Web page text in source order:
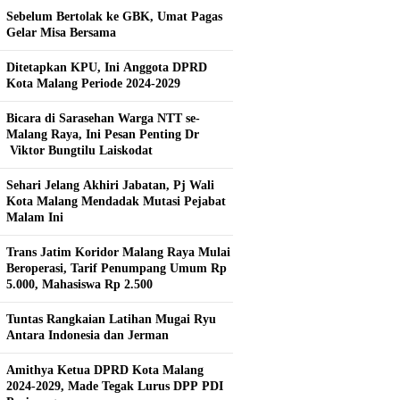
Sebelum Bertolak ke GBK, Umat Pagas
Gelar Misa Bersama
Ditetapkan KPU, Ini Anggota DPRD
Kota Malang Periode 2024-2029
Bicara di Sarasehan Warga NTT se-
Malang Raya, Ini Pesan Penting Dr
Viktor Bungtilu Laiskodat
Sehari Jelang Akhiri Jabatan, Pj Wali
Kota Malang Mendadak Mutasi Pejabat
Malam Ini
Trans Jatim Koridor Malang Raya Mulai
Beroperasi, Tarif Penumpang Umum Rp
5.000, Mahasiswa Rp 2.500
Tuntas Rangkaian Latihan Mugai Ryu
Antara Indonesia dan Jerman
Amithya Ketua DPRD Kota Malang
2024-2029, Made Tegak Lurus DPP PDI